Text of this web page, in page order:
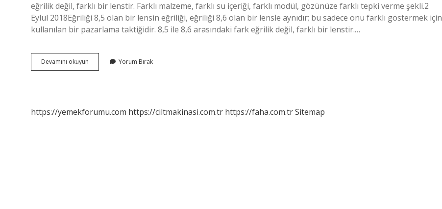
eğrilik değil, farklı bir lenstir. Farklı malzeme, farklı su içeriği, farklı modül, gözünüze farklı tepki verme şekli.2
Eylül 2018Eğriliği 8,5 olan bir lensin eğriliği, eğriliği 8,6 olan bir lensle aynıdır; bu sadece onu farklı göstermek için
kullanılan bir pazarlama taktiğidir. 8,5 ile 8,6 arasındaki fark eğrilik değil, farklı bir lenstir.…
Devamını okuyun Objektif
Lens
Yorum Bırak
https://yemekforumu.com https://ciltmakinasi.com.tr https://faha.com.trSitemap